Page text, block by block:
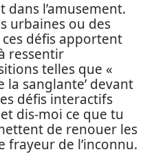
l’amusement.
urbaines ou des
défis apportent
ressentir
telles que «
la sanglante’ devant
défis interactifs
dis-moi ce que tu
de renouer les
frayeur de l’inconnu.